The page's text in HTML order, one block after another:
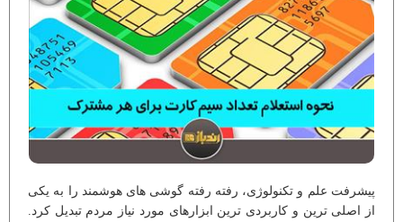
پیشرفت علم و تکنولوژی، رفته رفته گوشی های هوشمند را به یکی
از اصلی ترین و کاربردی ترین ابزارهای مورد نیاز مردم تبدیل کرد.